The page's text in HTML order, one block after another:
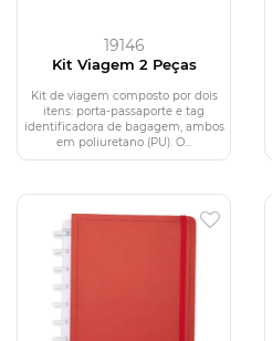
19146
Kit Viagem 2 Peças
Kit de viagem composto por dois
itens: porta-passaporte e tag
identificadora de bagagem, ambos
em poliuretano (PU). O...